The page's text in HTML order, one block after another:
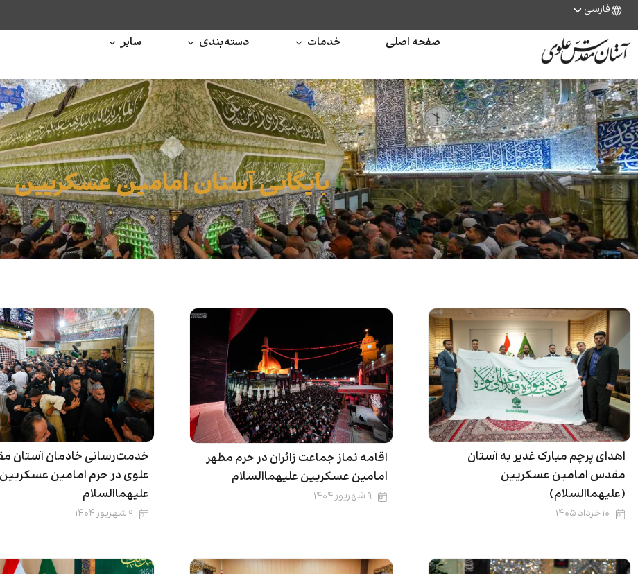
فارسی
صفحه اصلی خدمات دسته‌بندی سایر
بایگانی آستان امامین عسکریین
اهدای پرچم مبارک غدیر به آستان
مقدس امامین عسکریین
(علیهماالسلام)
۱۰ خرداد ۱۴۰۵
اقامه نماز جماعت زائران در حرم مطهر
امامین عسکریین علیهماالسلام
۹ شهریور ۱۴۰۴
خدمت‌رسانی خادمان آستان
علوی در حرم امامین عسکریین
علیهماالسلام
۹ شهریور ۱۴۰۴